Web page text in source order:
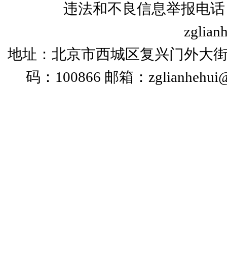
违法和不良信息举报电
地址：北京市西城区复兴门外大
码：100866 邮箱：